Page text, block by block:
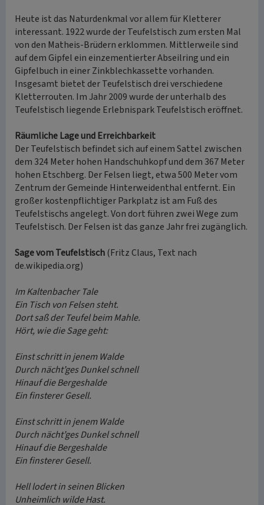
Heute ist das Naturdenkmal vor allem für Kletterer
interessant. 1922 wurde der Teufelstisch zum ersten Mal
von den Matheis-Brüdern erklommen. Mittlerweile sind
auf dem Gipfel ein einzementierter Abseilring und ein
Gipfelbuch in einer Zinkblechkassette vorhanden.
Insgesamt bietet der Teufelstisch drei verschiedene
Kletterrouten. Im Jahr 2009 wurde der unterhalb des
Teufelstisch liegende Erlebnispark Teufelstisch eröffnet.
Räumliche Lage und Erreichbarkeit
Der Teufelstisch befindet sich auf einem Sattel zwischen
dem 324 Meter hohen Handschuhkopf und dem 367 Meter
hohen Etschberg. Der Felsen liegt, etwa 500 Meter vom
Zentrum der Gemeinde Hinterweidenthal entfernt. Ein
großer kostenpflichtiger Parkplatz ist am Fuß des
Teufelstischs angelegt. Von dort führen zwei Wege zum
Teufelstisch. Der Felsen ist das ganze Jahr frei zugänglich.
Sage vom Teufelstisch(Fritz Claus, Text nach
de.wikipedia.org)
Im Kaltenbacher Tale
Ein Tisch von Felsen steht.
Dort saß der Teufel beim Mahle.
Hört, wie die Sage geht:
Einst schritt in jenem Walde
Durch nächt’ges Dunkel schnell
Hinauf die Bergeshalde
Ein finsterer Gesell.
Einst schritt in jenem Walde
Durch nächt’ges Dunkel schnell
Hinauf die Bergeshalde
Ein finsterer Gesell.
Hell lodert in seinen Blicken
Unheimlich wilde Hast.